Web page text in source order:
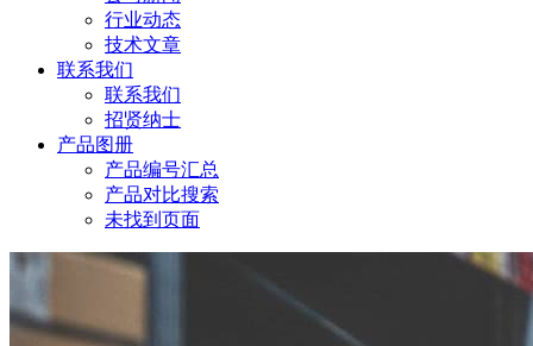
行业动态
技术文章
联系我们
联系我们
招贤纳士
产品图册
产品编号汇总
产品对比搜索
未找到页面